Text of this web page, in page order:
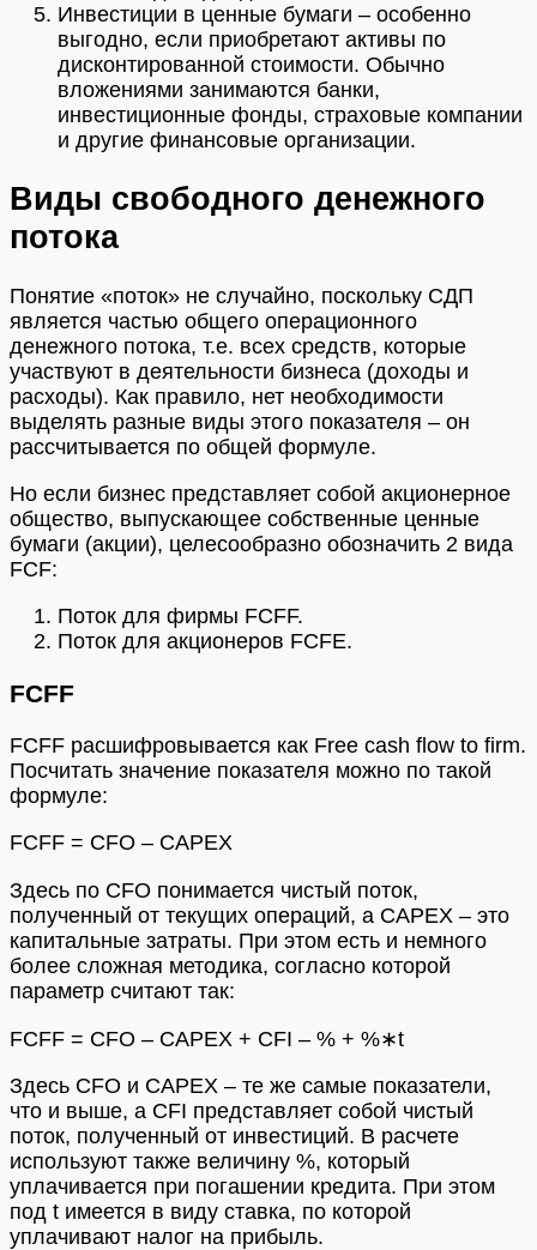
Инвестиции в ценные бумаги – особенно
выгодно, если приобретают активы по
дисконтированной стоимости. Обычно
вложениями занимаются банки,
инвестиционные фонды, страховые компании
и другие финансовые организации.
Виды свободного денежного
потока
Понятие «поток» не случайно, поскольку СДП
является частью общего операционного
денежного потока, т.е. всех средств, которые
участвуют в деятельности бизнеса (доходы и
расходы). Как правило, нет необходимости
выделять разные виды этого показателя – он
рассчитывается по общей формуле.
Но если бизнес представляет собой акционерное
общество, выпускающее собственные ценные
бумаги (акции), целесообразно обозначить 2 вида
FCF:
Поток для фирмы FCFF.
Поток для акционеров FCFE.
FCFF
FCFF расшифровывается как Free cash flow to firm.
Посчитать значение показателя можно по такой
формуле:
FCFF = CFO – CAPEX
Здесь по CFO понимается чистый поток,
полученный от текущих операций, а CAPEX – это
капитальные затраты. При этом есть и немного
более сложная методика, согласно которой
параметр считают так:
FCFF = CFO – CAPEX + CFI – % + %∗t
Здесь CFO и CAPEX – те же самые показатели,
что и выше, а CFI представляет собой чистый
поток, полученный от инвестиций. В расчете
используют также величину %, который
уплачивается при погашении кредита. При этом
под t имеется в виду ставка, по которой
уплачивают налог на прибыль.